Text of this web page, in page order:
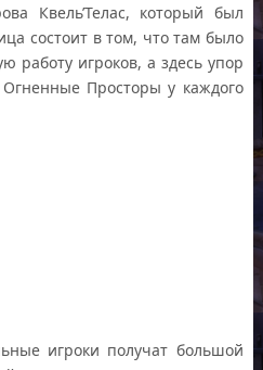
Квель’Телас, который был
состоит в том, что там было
работу игроков, а здесь упор
Огненные Просторы у каждого
игроки получат большой